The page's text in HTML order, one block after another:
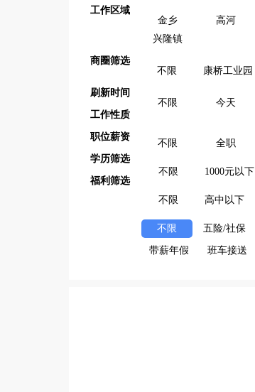
工作区域
金乡
高河
兴隆镇
商圈筛选
不限
康桥工业园
刷新时间
不限
今天
工作性质
不限 全职
职位薪资
不限 1000元以下
学历筛选
不限 高中以下
福利筛选
不限 五险/社保
带薪年假 班车接送